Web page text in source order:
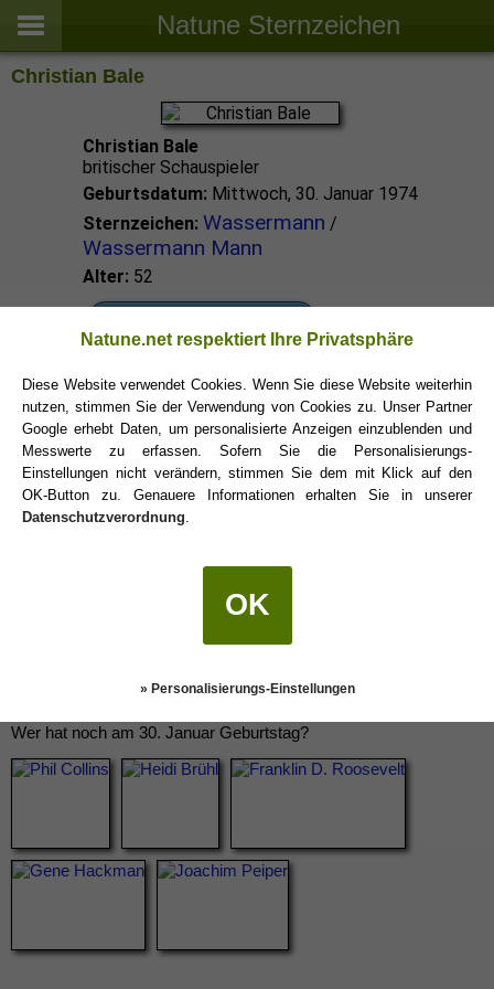
Natune Sternzeichen
Christian Bale
Christian Bale
britischer Schauspieler
Geburtsdatum: Mittwoch, 30. Januar 1974
Sternzeichen: Wassermann /
Wassermann Mann
Alter: 52
Wassermann Sternzeichen
Wer hat noch am 30. Januar Geburtstag?
Natune.net respektiert Ihre Privatsphäre
Diese Website verwendet Cookies. Wenn Sie diese Website weiterhin
nutzen, stimmen Sie der Verwendung von Cookies zu. Unser Partner
Google erhebt Daten, um personalisierte Anzeigen einzublenden und
Messwerte zu erfassen. Sofern Sie die Personalisierungs-
Einstellungen nicht verändern, stimmen Sie dem mit Klick auf den
OK-Button zu. Genauere Informationen erhalten Sie in unserer
Datenschutzverordnung.
OK
» Personalisierungs-Einstellungen